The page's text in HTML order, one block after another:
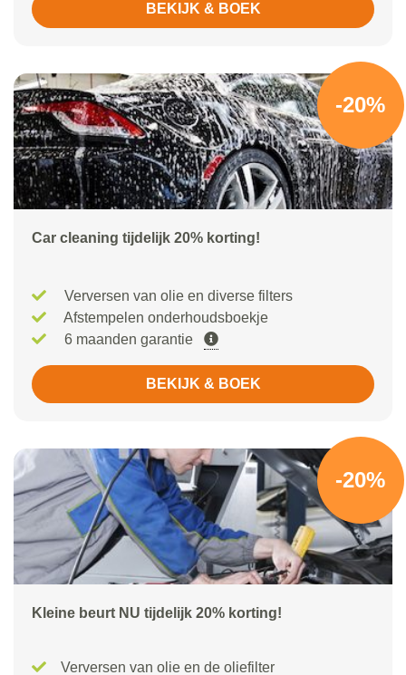
BEKIJK & BOEK
-20%
Car cleaning tijdelijk 20% korting!
Verversen van olie en diverse filters
Afstempelen onderhoudsboekje
6 maanden garantie
BEKIJK & BOEK
-20%
Kleine beurt NU tijdelijk 20% korting!
Verversen van olie en de oliefilter